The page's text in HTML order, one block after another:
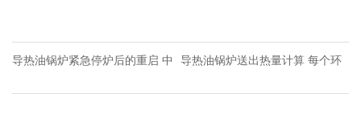
导热油锅炉紧急停炉后的重启 中
正锅炉保证锅炉安全高效运行
导热油锅炉送出热量计算 每个环
节提供周到服务 中正锅炉提供暖